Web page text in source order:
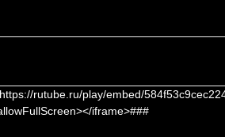
rutube.ru/play/embed/
iframe>###